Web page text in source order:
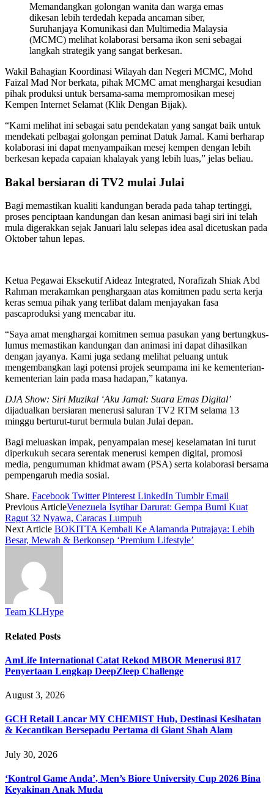
Memandangkan golongan wanita dan warga emas
dikesan lebih terdedah kepada ancaman siber,
Suruhanjaya Komunikasi dan Multimedia Malaysia
(MCMC) melihat kolaborasi bersama ikon seni sebagai
langkah strategik yang sangat berkesan.
Wakil Bahagian Koordinasi Wilayah dan Negeri MCMC, Mohd
Faizal Mad Nor berkata, pihak MCMC amat menghargai kesudian
pihak produksi untuk bersama-sama mempromosikan mesej
Kempen Internet Selamat (Klik Dengan Bijak).
“Kami melihat ini sebagai satu pendekatan yang sangat baik untuk
mendekati pelbagai golongan peminat Datuk Jamal. Kami berharap
kolaborasi ini dapat menyampaikan mesej kempen dengan lebih
berkesan kepada capaian khalayak yang lebih luas,” jelas beliau.
Bakal bersiaran di TV2 mulai Julai
Bagi memastikan kualiti kandungan berada pada tahap tertinggi,
proses penciptaan kandungan dan kesan animasi bagi siri ini telah
mula digerakkan sejak Januari lalu selepas idea asal dicetuskan pada
Oktober tahun lepas.
Ketua Pegawai Eksekutif Aideaz Integrated, Norafizah Shiak Abd
Rahman merakamkan penghargaan atas komitmen padu serta kerja
keras semua pihak yang terlibat dalam menjayakan fasa
pascaproduksi yang mencabar itu.
“Saya amat menghargai komitmen semua pasukan yang bertungkus-
lumus memastikan kandungan dan animasi ini dapat dihasilkan
dengan jayanya. Kami juga sedang melihat peluang untuk
mengembangkan lagi potensi projek seumpama ini ke kementerian-
kementerian lain pada masa hadapan,” katanya.
DJA Show: Siri Muzikal ‘Aku Jamal: Suara Emas Digital’
dijadualkan bersiaran menerusi saluran TV2 RTM selama 13
minggu berturut-turut bermula bulan Julai depan.
Bagi meluaskan impak, penyampaian mesej keselamatan ini turut
diperkukuh secara serentak menerusi kempen digital, promosi
media, pengumuman khidmat awam (PSA) serta kolaborasi bersama
pempengaruh media sosial.
Share. Facebook Twitter Pinterest LinkedIn Tumblr Email
Previous ArticleVenezuela Isytihar Darurat: Gempa Bumi Kuat
Ragut 32 Nyawa, Caracas Lumpuh
Next Article BOKITTA Kembali Ke Alamanda Putrajaya: Lebih
Besar, Mewah & Berkonsep ‘Premium Lifestyle’
Team KLHype
Related Posts
AmLife International Catat Rekod MBOR Menerusi 817
Penyertaan Lengkap DeepZleep Challenge
August 3, 2026
GCH Retail Lancar MY CHEMIST Hub, Destinasi Kesihatan
& Kecantikan Bersepadu Pertama di Giant Shah Alam
July 30, 2026
‘Kontrol Game Anda’, Men’s Biore University Cup 2026 Bina
Keyakinan Anak Muda